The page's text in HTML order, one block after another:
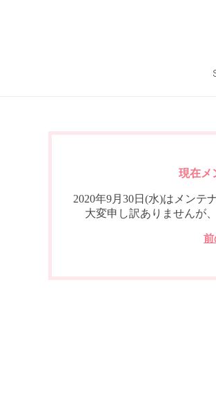
現在メ
2020年9月30日(水)はメンテ
大変申し訳ありませんが
前